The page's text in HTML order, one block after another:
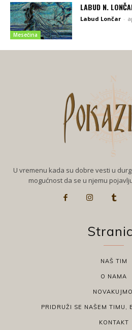
Mesečina
LABUD N.
Labud Lončar -
U vremenu kada su dobre vesti u
mogućnost da se u njemu
NAŠ TIM
O NAMA
PRIDRUŽI SE NAŠEM TIMU,
KONTAKT